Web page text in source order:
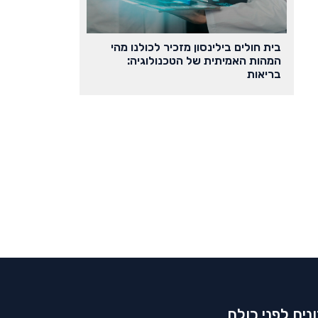
בית חולים בילינסון מזכיר לכולנו מהי
המהות האמיתית של הטכנולוגיה:
בריאות